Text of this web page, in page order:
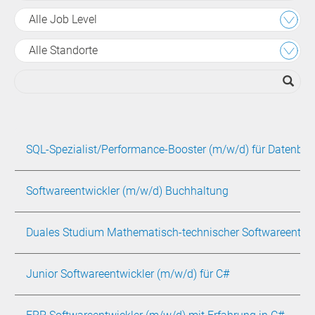
Aufgaben – man sieht, was man
geschaffen hat, und das gibt einem ein
gutes Gefühl. Außerdem genieße ich die
flexiblen Arbeitszeiten und die Freiheit,
Nikita Puke
Softwareentwickler
Hi, ich bin Nikita und arbeite bei CSB in der
Alle Job Level
Alle Standorte
SQL-Spezialist/Performance-Booster (m/w/d) für
Softwareentwickler (m/w/d) Buchhaltung
Duales Studium Mathematisch-technischer
Junior Softwareentwickler (m/w/d) für C#